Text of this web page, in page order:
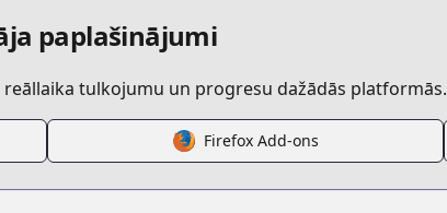
wa-genjitsushugisha-2021
paplašinājumi
reāllaika tulkojumu un progresu dažādās platformās.
Firefox Add-ons